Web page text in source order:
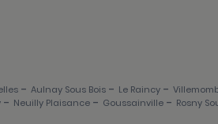
- Aulnay Sous Bois - Le Raincy -
- Neuilly Plaisance - Goussainville - Rosny